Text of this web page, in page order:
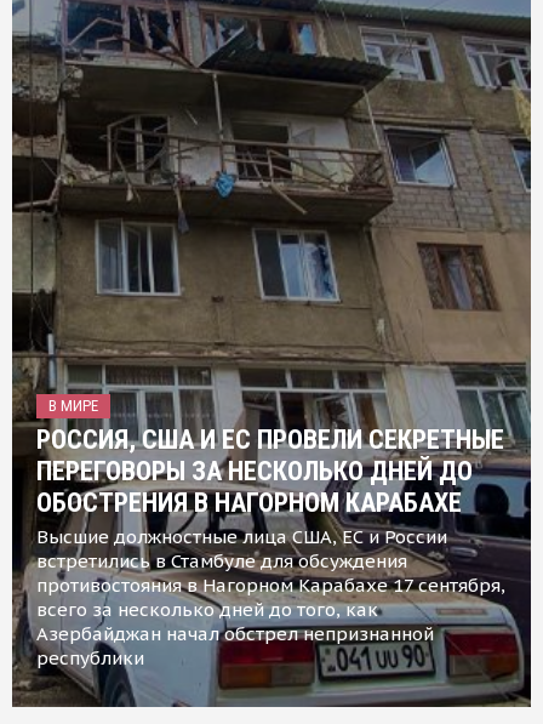
В МИРЕ
РОССИЯ, США И ЕС ПРОВЕЛИ СЕКРЕТНЫЕ
ПЕРЕГОВОРЫ ЗА НЕСКОЛЬКО ДНЕЙ ДО
ОБОСТРЕНИЯ В НАГОРНОМ КАРАБАХЕ
Высшие должностные лица США, ЕС и России
встретились в Стамбуле для обсуждения
противостояния в Нагорном Карабахе 17 сентября,
всего за несколько дней до того, как
Азербайджан начал обстрел непризнанной
республики